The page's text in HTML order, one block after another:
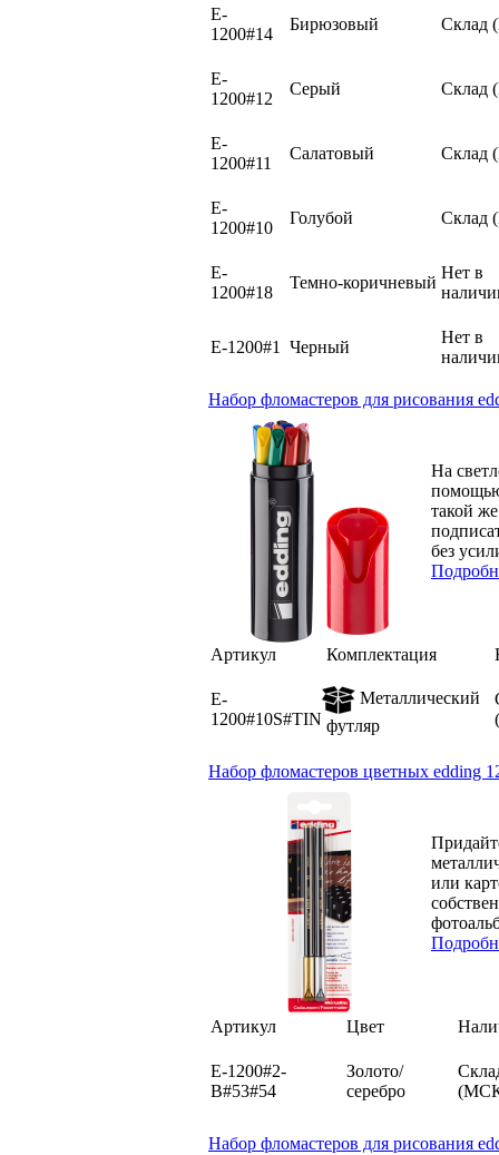
E-
1200#14
Бирюзовый Склад
E-
1200#12
Серый Склад
E-
1200#11
Салатовый Склад
E-
1200#10
Голубой Склад
E-
1200#18
Темно-коричневый
Нет в
E-1200#1 Черный
Нет в
Набор фломастеров для рисования
На
помощью
такой
без
Артикул Комплектация
E-
1200#10S#TIN
Металлический
футляр
Набор фломастеров цветных edding
или
Артикул Цвет
E-1200#2-
B#53#54
Золото/
серебро
Набор фломастеров для рисования